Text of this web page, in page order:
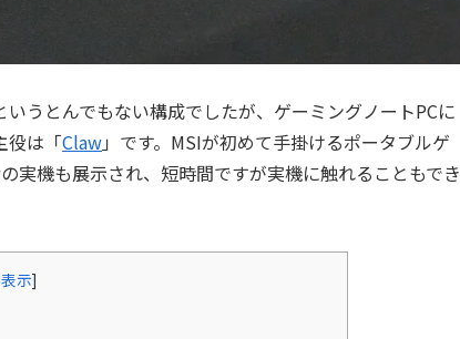
うとんでもない構成でしたが、ゲーミングノートPCに
役は「Claw」です。MSIが初めて手掛けるポータブルゲ
実機も展示され、短時間ですが実機に触れることもでき
示]